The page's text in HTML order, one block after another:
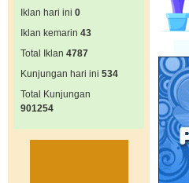
Iklan hari ini 0
Iklan kemarin 43
Total Iklan 4787
Kunjungan hari ini 534
Total Kunjungan
901254